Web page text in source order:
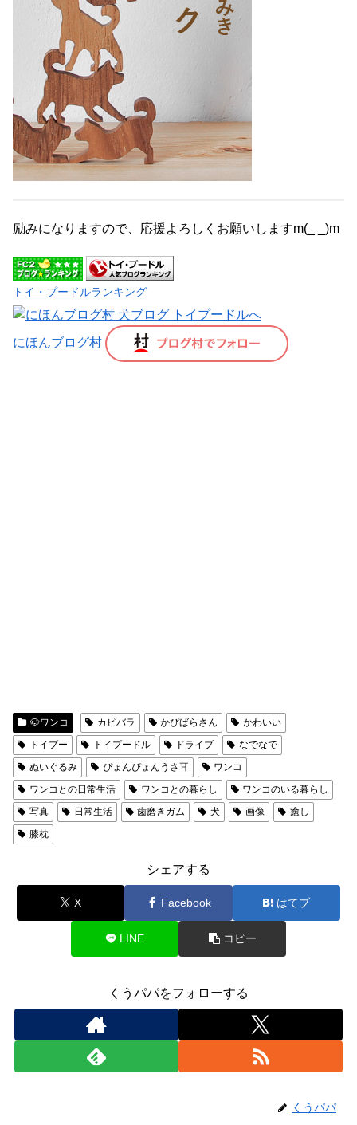
励みになりますので、応援よろしくお願いしますm(_ _)m
トイ・プードルランキング
にほんブログ村
🐶ワンコ カピバラ かぴばらさん
かわいい
トイプー
トイプードル ドライブ
なでなで
ぬいぐるみ
ぴょんぴょんうさ耳
ワンコ
ワンコとの日常生活
ワンコとの暮らし
ワンコのいる暮らし
写真
日常生活 歯磨きガム 犬 画像
癒し
膝枕
シェアする
X Facebook はてブ
LINE コピー
くうパパをフォローする
くうパパ